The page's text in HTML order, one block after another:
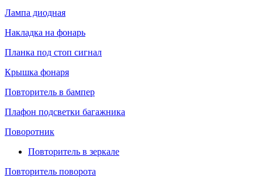
Лампа диодная
Накладка на фонарь
Планка под стоп сигнал
Крышка фонаря
Повторитель в бампер
Плафон подсветки багажника
Поворотник
Повторитель в зеркале
Повторитель поворота